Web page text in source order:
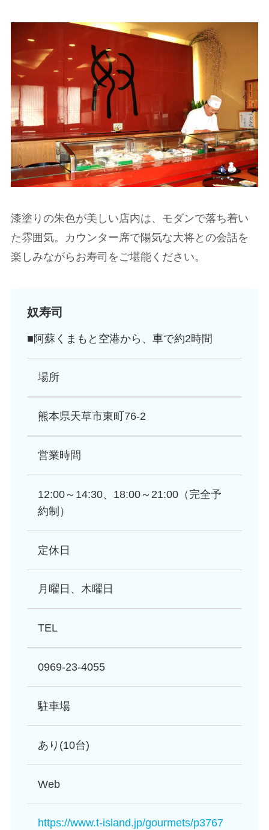
漆塗りの朱色が美しい店内は、モダンで落ち着い
た雰囲気。カウンター席で陽気な大将との会話を
楽しみながらお寿司をご堪能ください。
奴寿司
■阿蘇くまもと空港から、車で約2時間
場所
熊本県天草市東町76-2
営業時間
12:00～14:30、18:00～21:00（完全予
約制）
定休日
月曜日、木曜日
TEL
0969-23-4055
駐車場
あり(10台)
Web
https://www.t-island.jp/gourmets/p3767